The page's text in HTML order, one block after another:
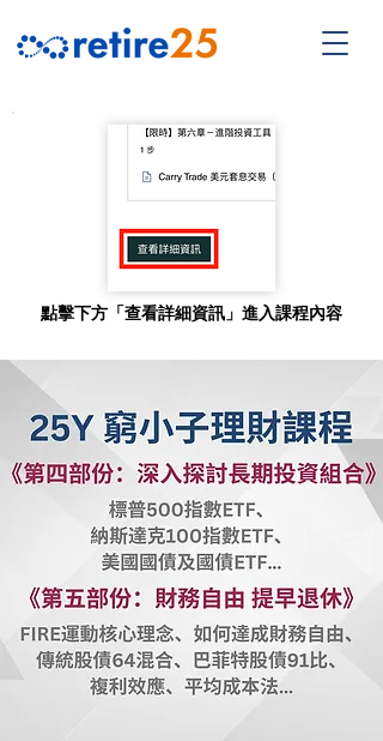
點擊下方「查看詳細資訊」進入課程內容